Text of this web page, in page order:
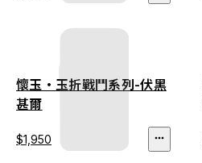
懷玉・玉折戰鬥系列-伏黑
甚爾
$1,950